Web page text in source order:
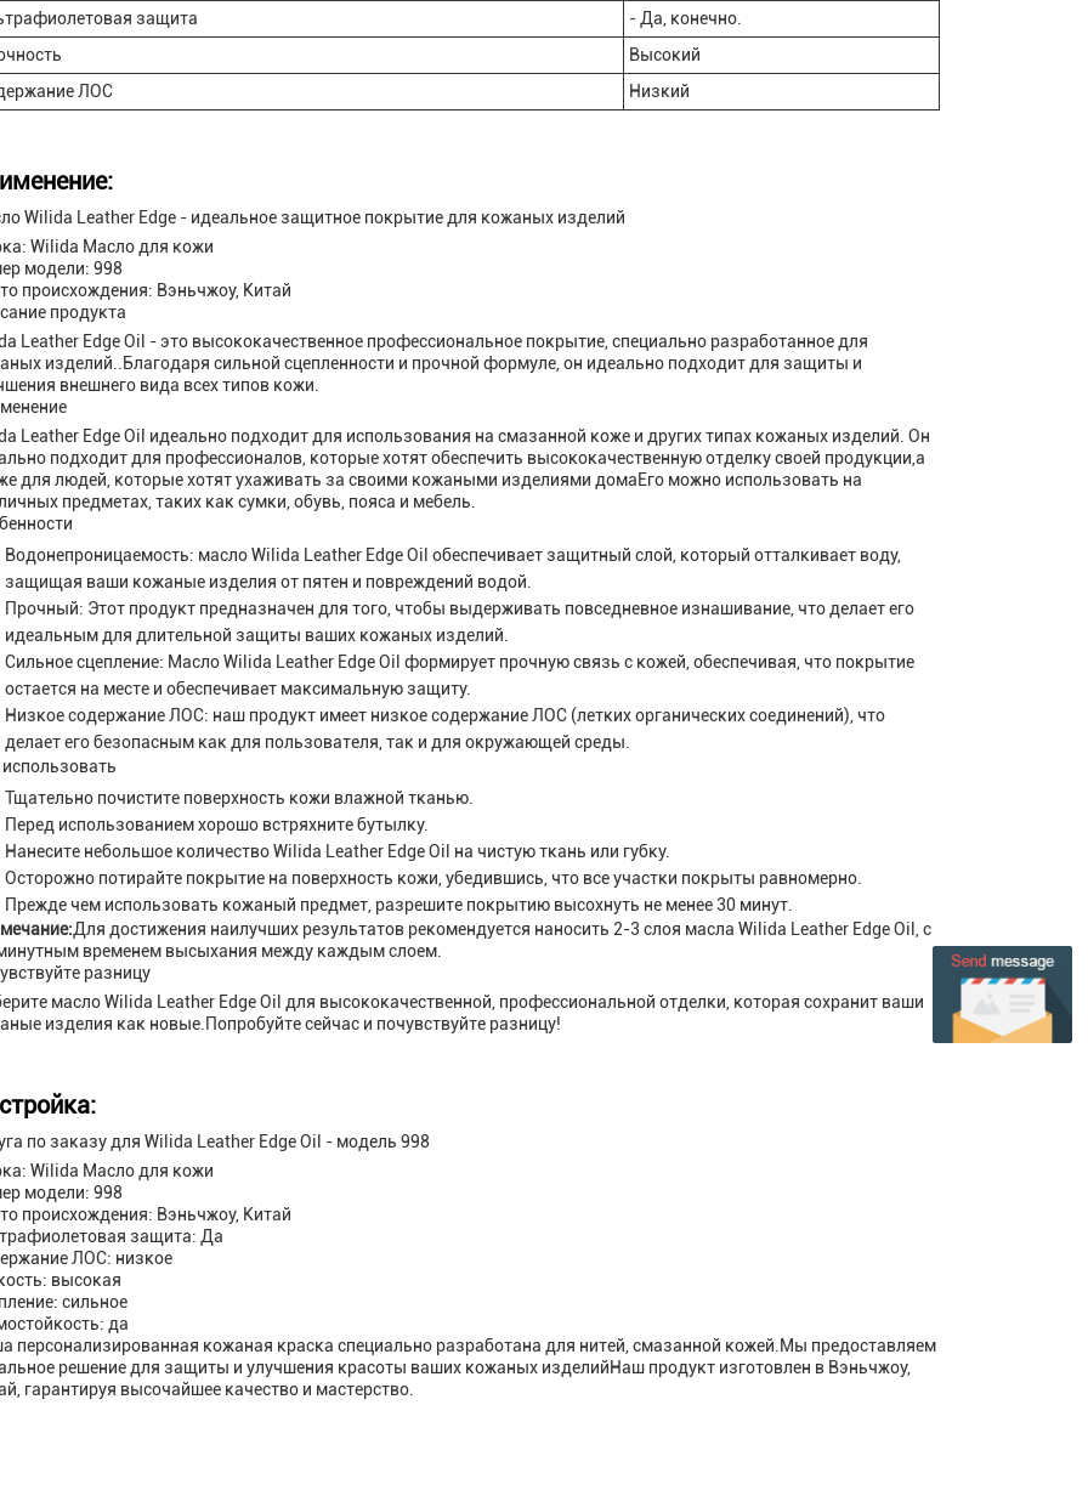
защита
- Да, конечно.
Высокий
ЛОС
Низкий
Wilida Leather Edge - идеальное защитное покрытие для кожаных изделий
Wilida Масло для кожи
модели: 998
происхождения: Вэньчжоу, Китай
продукта
Leather Edge Oil - это высококачественное профессиональное покрытие, специально разработанное для
изделий..Благодаря сильной сцепленности и прочной формуле, он идеально подходит для защиты и
внешнего вида всех типов кожи.
Leather Edge Oil идеально подходит для использования на смазанной коже и других типах кожаных изделий. Он
подходит для профессионалов, которые хотят обеспечить высококачественную отделку своей продукции,а
для людей, которые хотят ухаживать за своими кожаными изделиями домаЕго можно использовать на
предметах, таких как сумки, обувь, пояса и мебель.
Водонепроницаемость: масло Wilida Leather Edge Oil обеспечивает защитный слой, который отталкивает воду,
защищая ваши кожаные изделия от пятен и повреждений водой.
Прочный: Этот продукт предназначен для того, чтобы выдерживать повседневное изнашивание, что делает его
идеальным для длительной защиты ваших кожаных изделий.
Сильное сцепление: Масло Wilida Leather Edge Oil формирует прочную связь с кожей, обеспечивая, что покрытие
остается на месте и обеспечивает максимальную защиту.
Низкое содержание ЛОС: наш продукт имеет низкое содержание ЛОС (летких органических соединений), что
делает его безопасным как для пользователя, так и для окружающей среды.
Тщательно почистите поверхность кожи влажной тканью.
Перед использованием хорошо встряхните бутылку.
Нанесите небольшое количество Wilida Leather Edge Oil на чистую ткань или губку.
Осторожно потирайте покрытие на поверхность кожи, убедившись, что все участки покрыты равномерно.
Прежде чем использовать кожаный предмет, разрешите покрытию высохнуть не менее 30 минут.
Для достижения наилучших результатов рекомендуется наносить 2-3 слоя масла Wilida Leather Edge Oil, с
временем высыхания между каждым слоем.
разницу
масло Wilida Leather Edge Oil для высококачественной, профессиональной отделки, которая сохранит ваши
изделия как новые.Попробуйте сейчас и почувствуйте разницу!
по заказу для Wilida Leather Edge Oil - модель 998
Wilida Масло для кожи
модели: 998
происхождения: Вэньчжоу, Китай
защита: Да
ЛОС: низкое
высокая
сильное
да
персонализированная кожаная краска специально разработана для нитей, смазанной кожей.Мы предоставляем
решение для защиты и улучшения красоты ваших кожаных изделийНаш продукт изготовлен в Вэньчжоу,
гарантируя высочайшее качество и мастерство.